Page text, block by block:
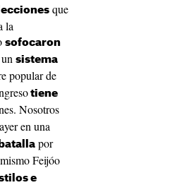
que
la
sofocaron
sistema
popular de
tiene
Nosotros
en una
por
Feijóo
e